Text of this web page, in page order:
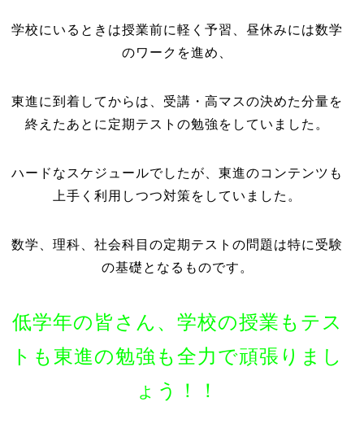
学校にいるときは授業前に軽く予習、昼休みには数学
のワークを進め、
東進に到着してからは、受講・高マスの決めた分量を
終えたあとに定期テストの勉強をしていました。
ハードなスケジュールでしたが、東進のコンテンツも
上手く利用しつつ対策をしていました。
数学、理科、社会科目の定期テストの問題は特に受験
の基礎となるものです。
低学年の皆さん、学校の授業もテス
トも東進の勉強も全力で頑張りまし
ょう！！